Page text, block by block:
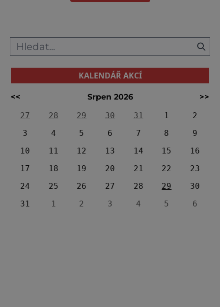
KALENDÁŘ AKCÍ
<< Srpen 2026
>>
27
28 29 30 31 1
2
3
4 5 6 7 8
9
10
11 12 13 14 15
16
17
18 19 20 21 22
23
24
25 26 27 28 29
30
31
1 2 3 4 5 6